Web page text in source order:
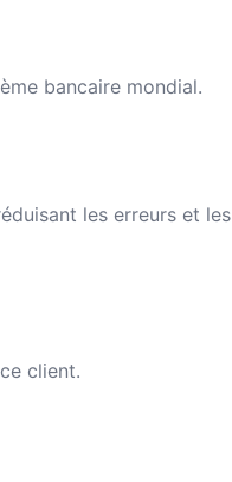
bancaire mondial.
les erreurs et les
client.